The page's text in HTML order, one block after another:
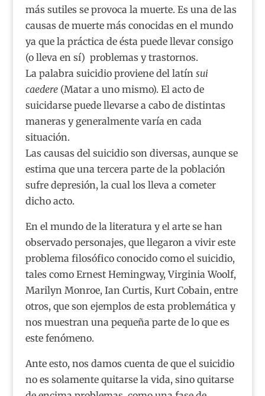
más sutiles se provoca la muerte. Es una de las
causas de muerte más conocidas en el mundo
ya que la práctica de ésta puede llevar consigo
(o lleva en sí) problemas y trastornos.
La palabra suicidio proviene del latín sui
caedere(Matar a uno mismo). El acto de
suicidarse puede llevarse a cabo de distintas
maneras y generalmente varía en cada
situación.
Las causas del suicidio son diversas, aunque se
estima que una tercera parte de la población
sufre depresión, la cual los lleva a cometer
dicho acto.
En el mundo de la literatura y el arte se han
observado personajes, que llegaron a vivir este
problema filosófico conocido como el suicidio,
tales como Ernest Hemingway, Virginia Woolf,
Marilyn Monroe, Ian Curtis, Kurt Cobain, entre
otros, que son ejemplos de esta problemática y
nos muestran una pequeña parte de lo que es
este fenómeno.
Ante esto, nos damos cuenta de que el suicidio
no es solamente quitarse la vida, sino quitarse